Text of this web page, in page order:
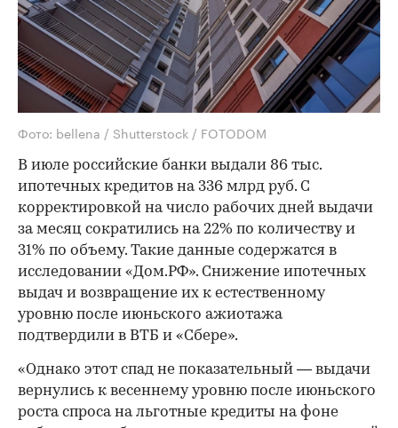
Фото: bellena / Shutterstock / FOTODOM
В июле российские банки выдали 86 тыс.
ипотечных кредитов на 336 млрд руб. С
корректировкой на число рабочих дней выдачи
за месяц сократились на 22% по количеству и
31% по объему. Такие данные содержатся в
исследовании «Дом.РФ». Снижение ипотечных
выдач и возвращение их к естественному
уровню после июньского ажиотажа
подтвердили в ВТБ и «Сбере».
«Однако этот спад не показательный — выдачи
вернулись к весеннему уровню после июньского
роста спроса на льготные кредиты на фоне